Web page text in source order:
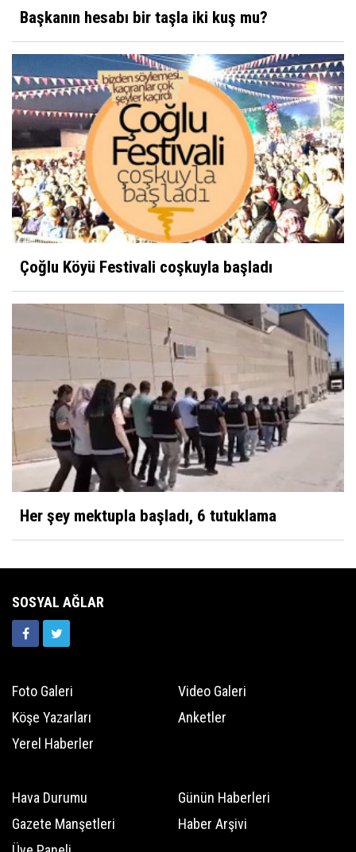
Hocam bir cisim yaklaşıyor
Kibrit
Ziraat Odası'nın Çiftçiye Yansıyan Fotoğrafı?
Yüksel Ayhan
Nezahat Onbaşı
Sultan Akbulut
Karaman 32 yaşında
Mustafa Koçak
Modern çağın putları!
Başkanın hesabı bir taşla iki kuş mu?
Çoğlu Köyü Festivali coşkuyla başladı
Her şey mektupla başladı, 6 tutuklama
SOSYAL AĞLAR
Foto Galeri
Video Galeri
Köşe Yazarları
Anketler
Yerel Haberler
Hava Durumu
Günün Haberleri
Gazete Manşetleri
Haber Arşivi